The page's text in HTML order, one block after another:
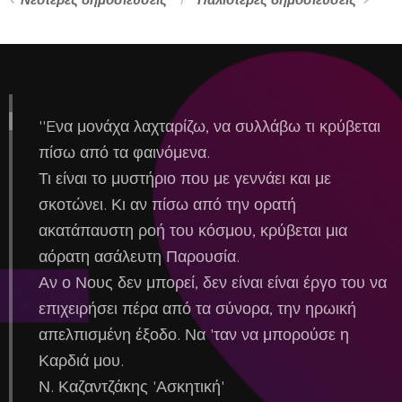
''Eνα μονάχα λαχταρίζω, να συλλάβω τι κρύβεται
πίσω από τα φαινόμενα.
Τι είναι το μυστήριο που με γεννάει και με
σκοτώνει. Κι αν πίσω από την ορατή
ακατάπαυστη ροή του κόσμου, κρύβεται μια
αόρατη ασάλευτη Παρουσία.
Αν ο Νους δεν μπορεί, δεν είναι είναι έργο του να
επιχειρήσει πέρα από τα σύνορα, την ηρωική
απελπισμένη έξοδο. Να 'ταν να μπορούσε η
Καρδιά μου.
Ν. Καζαντζάκης 'Ασκητική'